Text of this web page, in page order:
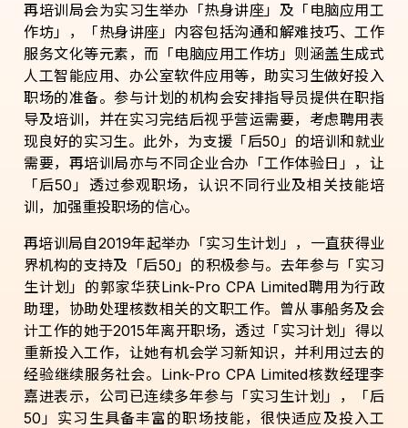
再培训局会为实习生举办「热身讲座」及「电脑应用工
作坊」，「热身讲座」内容包括沟通和解难技巧、工作
服务文化等元素，而「电脑应用工作坊」则涵盖生成式
人工智能应用、办公室软件应用等，助实习生做好投入
职场的准备。参与计划的机构会安排指导员提供在职指
导及培训，并在实习完结后视乎营运需要，考虑聘用表
现良好的实习生。此外，为支援「后50 」的培训和就业
需要，再培训局亦与不同企业合办「工作体验日」，让
「后50 」透过参观职场，认识不同行业及相关技能培
训，加强重投职场的信心。
再培训局自2019年起举办「实习生计划」，一直获得业
界机构的支持及「后50 」的积极参与。去年参与「实习
生计划」的郭家华获Link-Pro CPA Limited聘用为行政
助理，协助处理核数相关的文职工作。曾从事船务及会
计工作的她于2015年离开职场，透过「实习计划」得以
重新投入工作，让她有机会学习新知识，并利用过去的
经验继续服务社会。 Link-Pro CPA Limited核数经理李
嘉进表示，公司已连续多年参与「实习生计划」，「后
50 」实习生具备丰富的职场技能，很快适应及投入工